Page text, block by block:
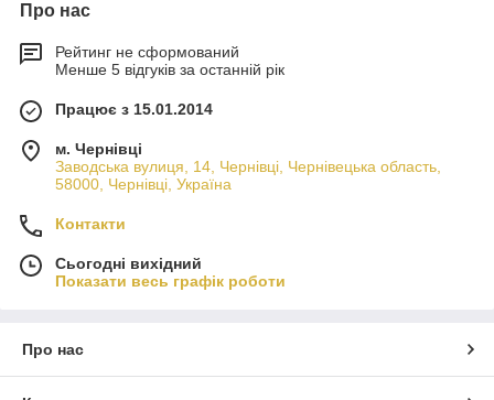
Про нас
Рейтинг не сформований
Менше 5 відгуків за останній рік
Працює з 15.01.2014
м. Чернівці
Заводська вулиця, 14, Чернівці, Чернівецька область,
58000, Чернівці, Україна
Контакти
Сьогодні вихідний
Показати весь графік роботи
Про нас